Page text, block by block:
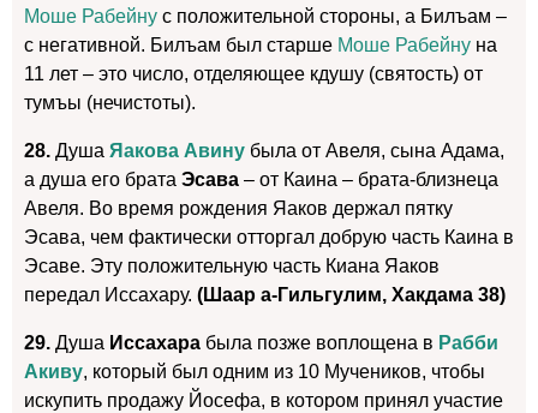
Моше Рабейну с положительной стороны, а Билъам –
с негативной. Билъам был старше Моше Рабейну на
11 лет – это число, отделяющее кдушу (святость) от
тумъы (нечистоты).
28. Душа Яакова Авину была от Авеля, сына Адама,
а душа его брата Эсава – от Каина – брата-близнеца
Авеля. Во время рождения Яаков держал пятку
Эсава, чем фактически отторгал добрую часть Каина в
Эсаве. Эту положительную часть Киана Яаков
передал Иссахару. (Шаар а-Гильгулим, Хакдама 38)
29. Душа Иссахара была позже воплощена в Рабби
Акиву, который был одним из 10 Мучеников, чтобы
искупить продажу Йосефа, в котором принял участие